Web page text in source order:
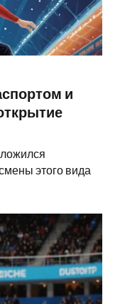
и
этого вида